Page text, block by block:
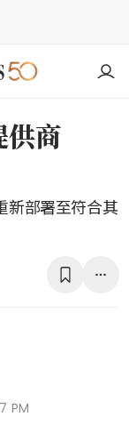
商
部署至符合其
PM